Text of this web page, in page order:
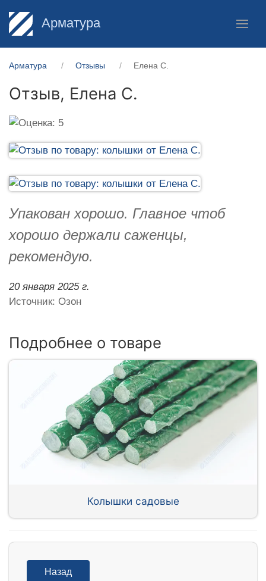
Арматура
Арматура Отзывы Елена С.
Отзыв, Елена С.
Упакован хорошо. Главное чтоб
хорошо держали саженцы,
рекомендую.
20 января 2025 г.
Источник: Озон
Подробнее о товаре
Колышки садовые
Назад